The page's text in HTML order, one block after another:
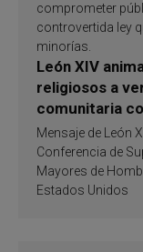
comprometer
controvertida ley
minorías.
León XIV
religiosos a
comunitaria
de inspiración
santificación
Mensaje de León
Conferencia de
Mayores de
Estados Unidos